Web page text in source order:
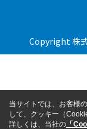
Copyright 株
当サイトでは、お客様
して、クッキー（
詳しくは、当社の 「